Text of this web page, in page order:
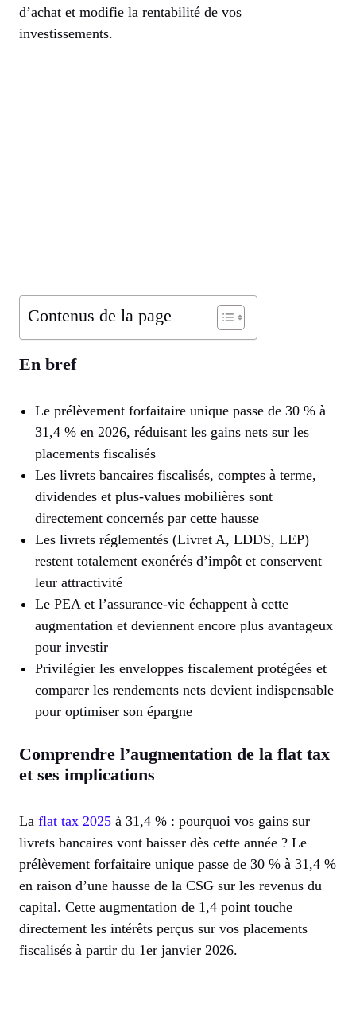
d’achat et modifie la rentabilité de vos
investissements.
Contenus de la page
En bref
Le prélèvement forfaitaire unique passe de 30 % à
31,4 % en 2026, réduisant les gains nets sur les
placements fiscalisés
Les livrets bancaires fiscalisés, comptes à terme,
dividendes et plus-values mobilières sont
directement concernés par cette hausse
Les livrets réglementés (Livret A, LDDS, LEP)
restent totalement exonérés d’impôt et conservent
leur attractivité
Le PEA et l’assurance-vie échappent à cette
augmentation et deviennent encore plus avantageux
pour investir
Privilégier les enveloppes fiscalement protégées et
comparer les rendements nets devient indispensable
pour optimiser son épargne
Comprendre l’augmentation de la flat tax
et ses implications
La flat tax 2025 à 31,4 % : pourquoi vos gains sur
livrets bancaires vont baisser dès cette année ? Le
prélèvement forfaitaire unique passe de 30 % à 31,4 %
en raison d’une hausse de la CSG sur les revenus du
capital. Cette augmentation de 1,4 point touche
directement les intérêts perçus sur vos placements
fiscalisés à partir du 1er janvier 2026.